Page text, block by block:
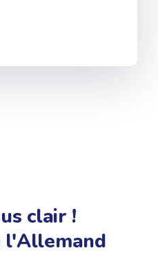
clair !
l'Allemand